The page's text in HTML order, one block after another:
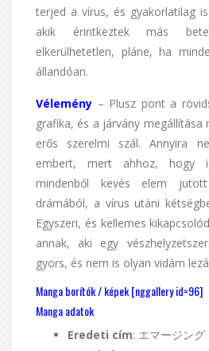
terjed a vírus, és gyakorlatilag
akik érintkeztek más
elkerülhetetlen, pláne, ha
állandóan.
Vélemény – Plusz pont a
grafika, és a járvány megállítása
erős szerelmi szál. Annyira
embert, mert ahhoz, hogy
mindenből kevés elem
drámából, a vírus utáni
Egyszeri, és kellemes
annak, aki egy
gyors, és nem is olyan vidám
Manga borítók / képek [nggallery id=96]
Manga adatok
Eredeti cím: エマージング